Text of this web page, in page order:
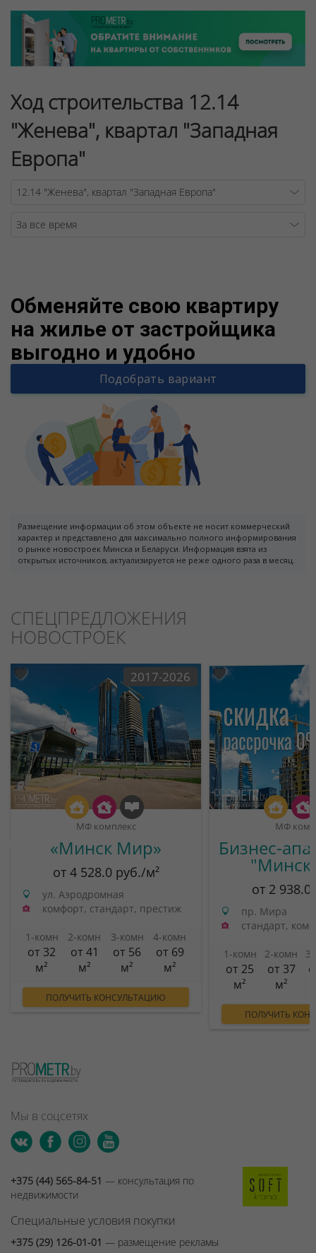
Ход строительства 12.14
"Женева", квартал "Западная
Европа"
Обменяйте свою квартиру
на жилье от застройщика
выгодно и удобно
Подобрать вариант
Размещение информации об этом объекте не носит коммерческий
характер и представлено для максимально полного информирования
о рынке новостроек Минска и Беларуси. Информация взята из
открытых источников, актуализируется не реже одного раза в месяц.
СПЕЦПРЕДЛОЖЕНИЯ
НОВОСТРОЕК
2017-2026
МФ комплекс
«Минск Мир»
от 4 528.0 руб./м²
ул. Аэродромная
комфорт, стандарт, престиж
1-комн
от 32
м²
2-комн
от 41
м²
3-комн
от 56
м²
4-комн
от 69
м²
ПОЛУЧИТЬ КОНСУЛЬТАЦИЮ
МФ
Бизнес-
от 2
пр. Мира
стандарт,
1-комн
от 25
м²
2-комн
от 37
м²
ПОЛУЧИТЬ
Мы в соцсетях
+375 (44) 565-84-51 — консультация по
недвижимости
Специальные условия покупки
+375 (29) 126-01-01 — размещение рекламы